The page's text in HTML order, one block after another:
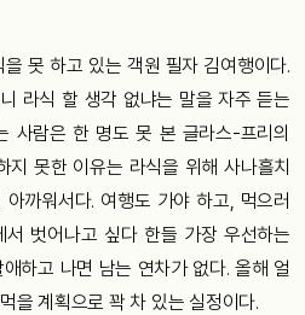
못 하고 있는 객원 필자 김여행이다.
라식 할 생각 없냐는 말을 자주 듣는
사람은 한 명도 못 본 글라스-프리의
지 못한 이유는 라식을 위해 사나흘치
까워서다. 여행도 가야 하고, 먹으러
벗어나고 싶다 한들 가장 우선하는
하고 나면 남는 연차가 없다. 올해 얼
을 계획으로 꽉 차 있는 실정이다.